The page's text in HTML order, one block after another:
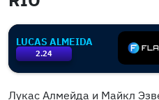
LUCAS ALMEIDA
2.24
Лукас Алмейда и Майкл